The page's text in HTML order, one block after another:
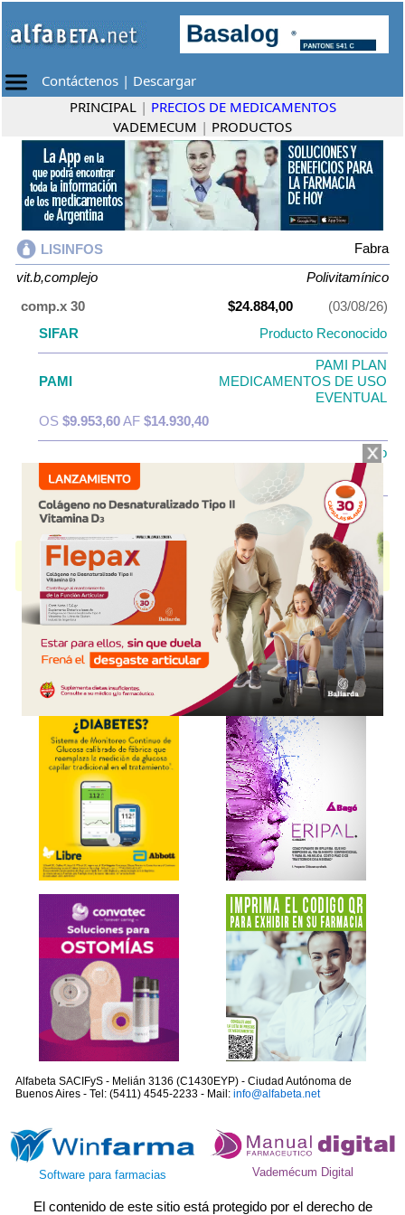
Contáctenos | Descargar
PRINCIPAL | PRECIOS DE MEDICAMENTOS
VADEMECUM | PRODUCTOS
LISINFOS
Fabra
vit.b,complejo
Polivitamínico
comp.x 30
$24.884,00
(03/08/26)
SIFAR
Producto Reconocido
PAMI
PAMI PLAN
MEDICAMENTOS DE USO
EVENTUAL
OS $9.953,60AF $14.930,40
Cobertura Monto Fijo
OS$6.432,00AF
LISINFOS contiene vit.b,complejo y se indica como Polivitamínico. Es
producido porFabray cuenta con 1 presentación disponible.
Explorar más
Otros productos convit.b,complejo
Otros productos deFabra
Alfabeta SACIFyS - Melián 3136 (C1430EYP) - Ciudad Autónoma de
Buenos Aires - Tel: (5411) 4545-2233 - Mail: info@alfabeta.net
Software para farmacias Vademécum Digital
El contenido de este sitio está protegido por el derecho de